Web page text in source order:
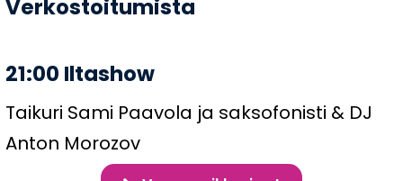
Verkostoitumista
21:00 Iltashow
Taikuri Sami Paavola ja saksofonisti & DJ
Anton Morozov